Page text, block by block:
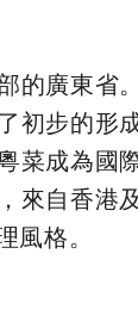
的廣東省
初步的形
菜成為國
來自香港
風格。